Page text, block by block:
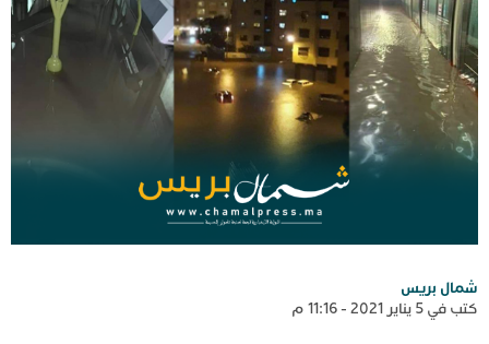
شمال بريس
كتب في 5 يناير 2021 - 11:16 م